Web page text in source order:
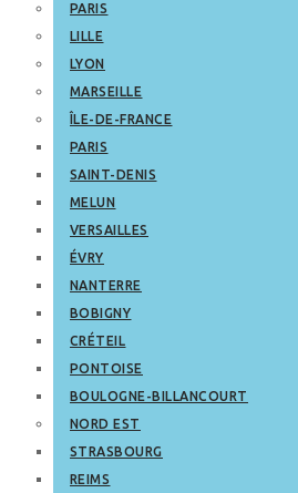
PARIS
LILLE
LYON
MARSEILLE
ÎLE-DE-FRANCE
PARIS
SAINT-DENIS
MELUN
VERSAILLES
ÉVRY
NANTERRE
BOBIGNY
CRÉTEIL
PONTOISE
BOULOGNE-BILLANCOURT
NORD EST
STRASBOURG
REIMS